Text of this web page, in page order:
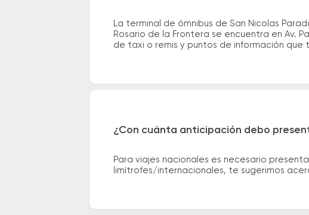
La terminal de ómnibus de San Nicolas
Rosario de la Frontera se encuentra en Av.
de taxi o remis y puntos de información
¿Con cuánta anticipación debo
Para viajes nacionales es necesario
limítrofes/internacionales, te sugerimos